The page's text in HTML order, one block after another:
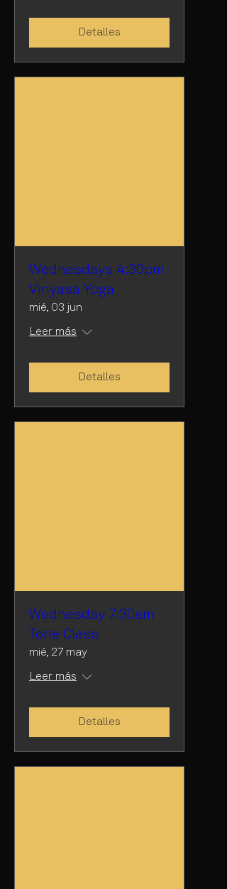
Detalles
Wednesdays 4:30pm
Vinyasa Yoga
mié, 03 jun
Leer más
Detalles
Wednesday 7:30am
Tone Class
mié, 27 may
Leer más
Detalles